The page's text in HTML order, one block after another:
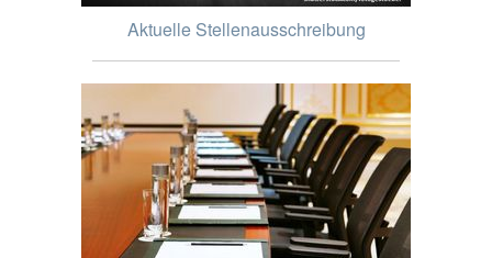
Aktuelle Stellenausschreibung